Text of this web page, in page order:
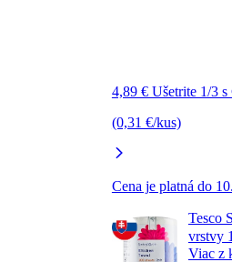
4,89 € Ušetrite 1/3 s
(0,31 €/kus)
Cena je platná do
Tesco
vrstvy
Viac z